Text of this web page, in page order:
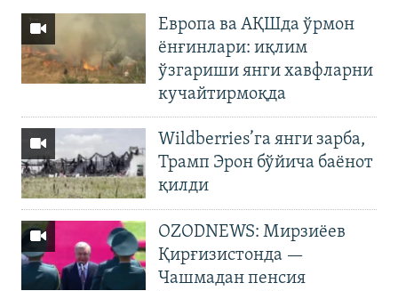
Европа ва АҚШда ўрмон
ёнғинлари: иқлим
ўзгариши янги хавфларни
кучайтирмоқда
Wildberries’га янги зарба,
Трамп Эрон бўйича баёнот
қилди
OZODNEWS: Мирзиёев
Қирғизистонда —
Чашмадан пенсия